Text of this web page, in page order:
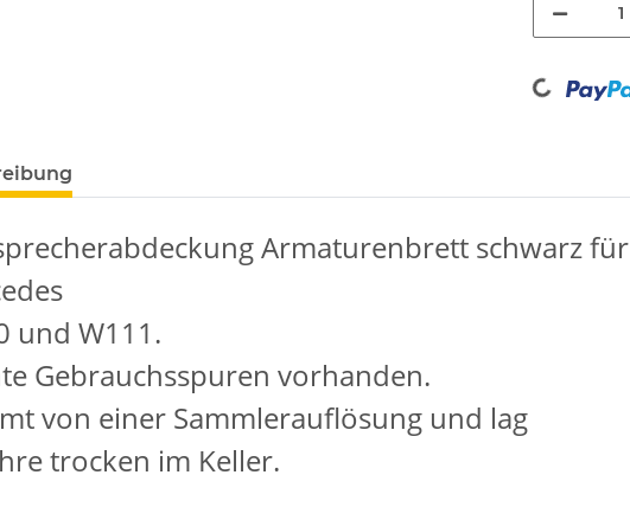
Loading...
Armaturenbrett schwarz für
und W111.
Gebrauchsspuren vorhanden.
von einer Sammlerauflösung und lag
trocken im Keller.